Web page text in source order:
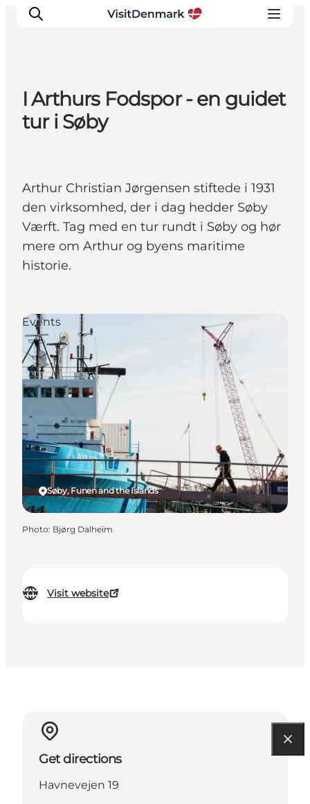
Inspiration
Destinations
Plan your trip
Events
I Arthurs Fodspor - en guidet
tur i Søby
Arthur Christian Jørgensen stiftede i 1931
den virksomhed, der i dag hedder Søby
Værft. Tag med en tur rundt i Søby og hør
mere om Arthur og byens maritime
historie.
Visit website
Søby, Funen and the Islands
Events
Photo: Bjørg Dalheim
Get directions
Havnevejen 19